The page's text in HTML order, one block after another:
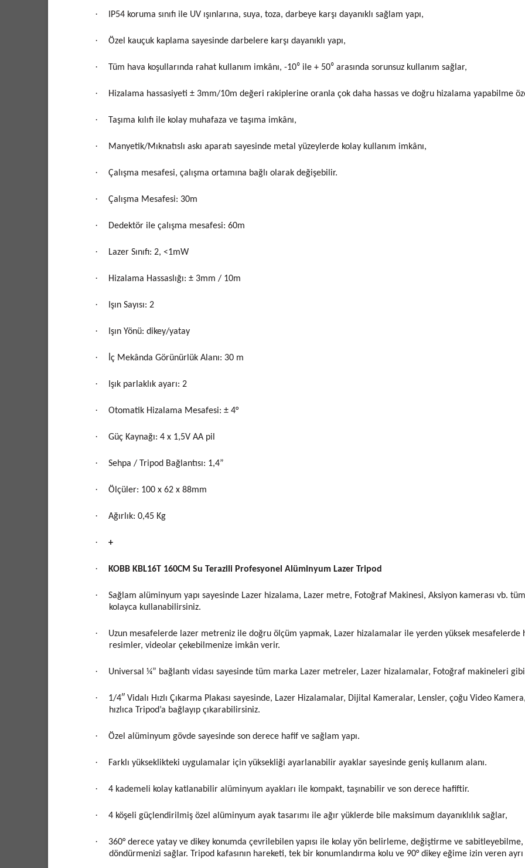
· IP54 koruma sınıfı ile UV ışınlarına, suya, toza, darbeye karşı dayanıklı sağlam yapı,
· Özel kauçuk kaplama sayesinde darbelere karşı dayanıklı yapı,
· Tüm hava koşullarında rahat kullanım imkânı, -10⁰ ile + 50⁰ arasında sorunsuz kullanım sağlar,
· Hizalama hassasiyeti ± 3mm/10m değeri rakiplerine oranla çok daha hassas ve doğru hizalama yapabilme
· Taşıma kılıfı ile kolay muhafaza ve taşıma imkânı,
· Manyetik/Mıknatıslı askı aparatı sayesinde metal yüzeylerde kolay kullanım imkânı,
· Çalışma mesafesi, çalışma ortamına bağlı olarak değişebilir.
· Çalışma Mesafesi: 30m
· Dedektör ile çalışma mesafesi: 60m
· Lazer Sınıfı: 2, <1mW
· Hizalama Hassaslığı: ± 3mm / 10m
· Işın Sayısı: 2
· Işın Yönü: dikey/yatay
· İç Mekânda Görünürlük Alanı: 30 m
· Işık parlaklık ayarı: 2
· Otomatik Hizalama Mesafesi: ± 4°
· Güç Kaynağı: 4 x 1,5V AA pil
· Sehpa / Tripod Bağlantısı: 1,4”
· Ölçüler: 100 x 62 x 88mm
· Ağırlık: 0,45 Kg
· +
· KOBB KBL16T 160CM Su Terazili Profesyonel Alüminyum Lazer Tripod
·
Sağlam alüminyum yapı sayesinde Lazer hizalama, Lazer metre, Fotoğraf Makinesi, Aksiyon kamerası vb.
kolayca kullanabilirsiniz.
·
Uzun mesafelerde lazer metreniz ile doğru ölçüm yapmak, Lazer hizalamalar ile yerden yüksek
resimler, videolar çekebilmenize imkân verir.
· Universal ¼” bağlantı vidası sayesinde tüm marka Lazer metreler, Lazer hizalamalar, Fotoğraf makineleri
·
1/4″ Vidalı Hızlı Çıkarma Plakası sayesinde, Lazer Hizalamalar, Dijital Kameralar, Lensler, çoğu Video
hızlıca Tripod’a bağlayıp çıkarabilirsiniz.
· Özel alüminyum gövde sayesinde son derece hafif ve sağlam yapı.
· Farklı yükseklikteki uygulamalar için yüksekliği ayarlanabilir ayaklar sayesinde geniş kullanım alanı.
· 4 kademeli kolay katlanabilir alüminyum ayakları ile kompakt, taşınabilir ve son derece hafiftir.
· 4 köşeli güçlendirilmiş özel alüminyum ayak tasarımı ile ağır yüklerde bile maksimum dayanıklılık sağlar,
·
360° derece yatay ve dikey konumda çevrilebilen yapısı ile kolay yön belirleme, değiştirme ve
döndürmenizi sağlar. Tripod kafasının hareketi, tek bir konumlandırma kolu ve 90° dikey eğime izin veren